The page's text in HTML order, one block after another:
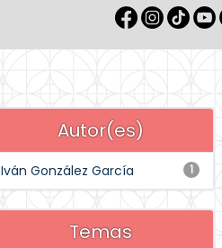
Autor(es)
1
Iván González García
Temas